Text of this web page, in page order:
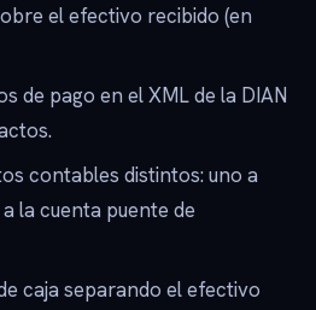
el efectivo recibido (en
de pago en el XML de la DIAN
contables distintos: uno a
la cuenta puente de
caja separando el efectivo